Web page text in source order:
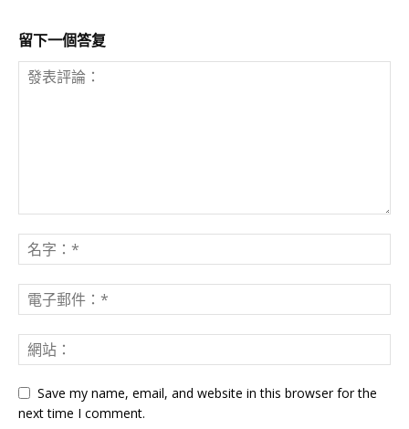
留下一個答复
Save my name, email, and website in this browser for the
next time I comment.